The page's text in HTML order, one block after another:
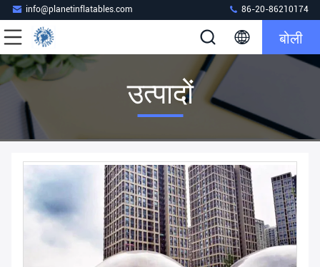
info@planetinflatables.com 86-20-86210174
बोली
उत्पादों